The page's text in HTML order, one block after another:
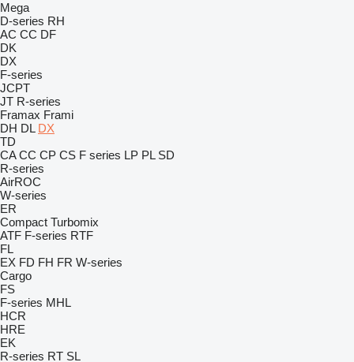
Mega
D-series RH
AC CC DF
DK
DX
F-series
JCPT
JT R-series
Framax Frami
DH DL DX
TD
CA CC CP CS F series LP PL SD
R-series
AirROC
W-series
ER
Compact Turbomix
ATF F-series RTF
FL
EX FD FH FR W-series
Cargo
FS
F-series MHL
HCR
HRE
EK
R-series RT SL